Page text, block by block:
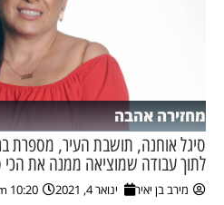
עסקים
מחזירה אהבה
סיגל אוחנה, תושבת העיר, מספרת
לתוך עבודה שמוציאה ממנה את
מירב בן יאיר ינואר 4, 2021 10:20 pm